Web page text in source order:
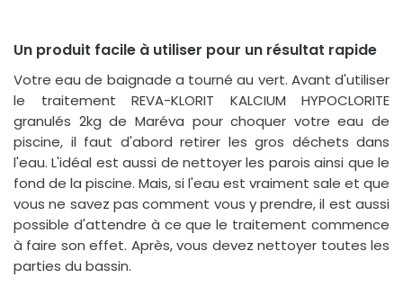
Un produit facile à utiliser pour un résultat rapide
Votre eau de baignade a tourné au vert. Avant d'utiliser
le traitement REVA-KLORIT KALCIUM HYPOCLORITE
granulés 2kg de Maréva pour choquer votre eau de
piscine, il faut d'abord retirer les gros déchets dans
l'eau. L'idéal est aussi de nettoyer les parois ainsi que le
fond de la piscine. Mais, si l'eau est vraiment sale et que
vous ne savez pas comment vous y prendre, il est aussi
possible d'attendre à ce que le traitement commence
à faire son effet. Après, vous devez nettoyer toutes les
parties du bassin.